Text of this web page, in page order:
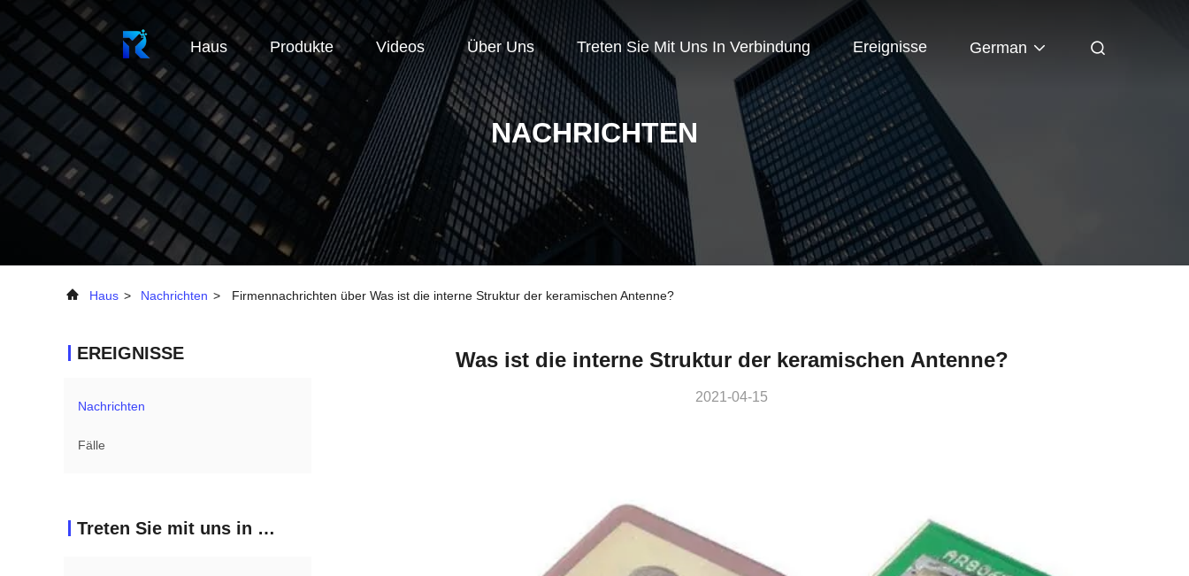
Haus Produkte Videos Über Uns Treten Sie Mit Uns In Verbindung Ereignisse German
NACHRICHTEN
Haus > Nachrichten > Firmennachrichten über Was ist die interne Struktur der keramischen Antenne?
EREIGNISSE
Nachrichten
Fälle
Treten Sie mit uns in Verbindung
Was ist die interne Struktur der keramischen Antenne?
2021-04-15